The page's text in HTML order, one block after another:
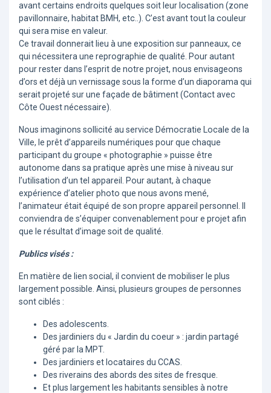
avant certains endroits quelques soit leur localisation (zone
pavillonnaire, habitat BMH, etc..). C’est avant tout la couleur
qui sera mise en valeur.
Ce travail donnerait lieu à une exposition sur panneaux, ce
qui nécessitera une reprographie de qualité. Pour autant
pour rester dans l’esprit de notre projet, nous envisageons
d’ors et déjà un vernissage sous la forme d’un diaporama qui
serait projeté sur une façade de bâtiment (Contact avec
Côte Ouest nécessaire).
Nous imaginons sollicité au service Démocratie Locale de la
Ville, le prêt d’appareils numériques pour que chaque
participant du groupe « photographie » puisse être
autonome dans sa pratique après une mise à niveau sur
l’utilisation d’un tel appareil. Pour autant, à chaque
expérience d’atelier photo que nous avons mené,
l’animateur était équipé de son propre appareil personnel. Il
conviendra de s’équiper convenablement pour e projet afin
que le résultat d’image soit de qualité.
Publics visés :
En matière de lien social, il convient de mobiliser le plus
largement possible. Ainsi, plusieurs groupes de personnes
sont ciblés :
Des adolescents.
Des jardiniers du « Jardin du coeur » : jardin partagé
géré par la MPT.
Des jardiniers et locataires du CCAS.
Des riverains des abords des sites de fresque.
Et plus largement les habitants sensibles à notre